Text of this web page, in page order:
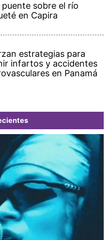
puente sobre el río
en Capira
estrategias para
infartos y accidentes
en Panamá